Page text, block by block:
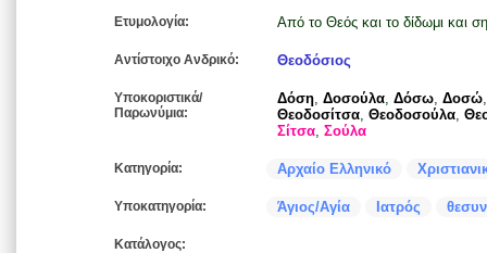
Ετυμολογία: Από το Θεός και το δίδωμι και
Αντίστοιχο Ανδρικό: Θεοδόσιος
Υποκοριστικά/
Παρωνύμια:
Δόση, Δοσούλα, Δόσω, Δοσώ
Θεοδοσίτσα, Θεοδοσούλα,
Σίτσα, Σούλα
Κατηγορία: Αρχαίο Ελληνικό
Υποκατηγορία: Άγιος/Αγία Ιατρός θεσυν
Κατάλογος: